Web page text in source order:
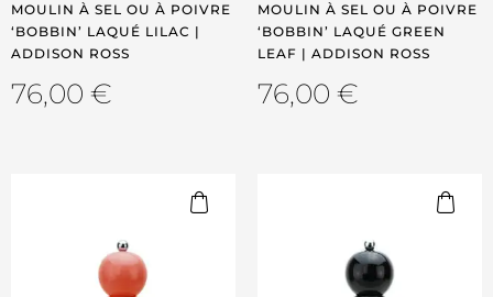
MOULIN À SEL OU À POIVRE
‘BOBBIN’ LAQUÉ LILAC |
ADDISON ROSS
76,00 €
MOULIN À SEL OU À POIVRE
‘BOBBIN’ LAQUÉ GREEN
LEAF | ADDISON ROSS
76,00 €